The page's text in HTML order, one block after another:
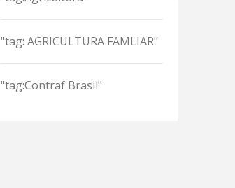
"tag: AGRICULTURA FAMLIAR"
"tag:Contraf Brasil"